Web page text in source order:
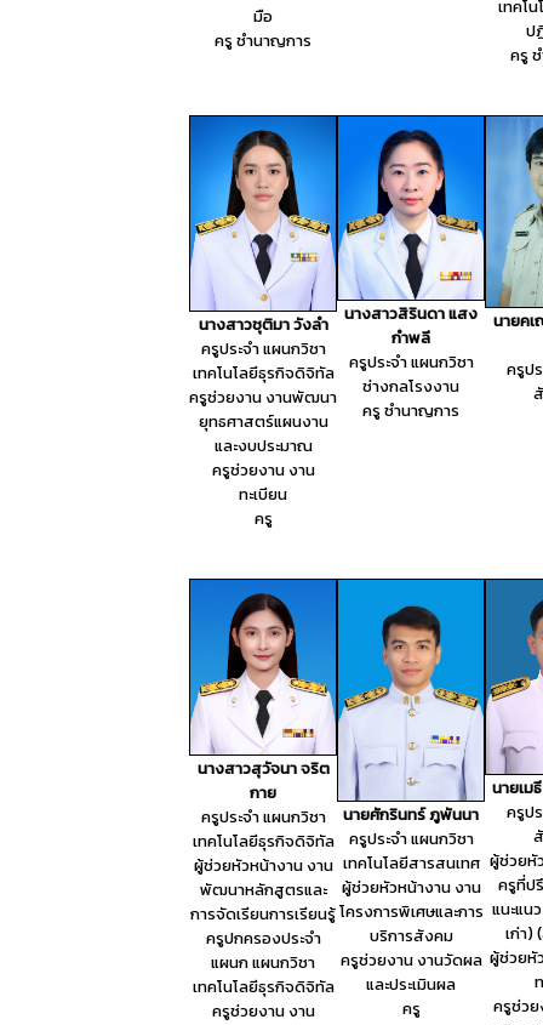
มือ
ครู ชำนาญการ
เทคโ
ป
ครู
นางสาวชุติมา วังลำ
ครูประจำ แผนกวิชา
เทคโนโลยีธุรกิจดิจิทัล
ครูช่วยงาน งานพัฒนา
ยุทธศาสตร์แผนงาน
และงบประมาณ
ครูช่วยงาน งาน
ทะเบียน
ครู
นางสาวสิรินดา แสง
กำพลี
ครูประจำ แผนกวิชา
ช่างกลโรงงาน
ครู ชำนาญการ
นายค
ครูป
นางสาวสุวัจนา จริต
กาย
ครูประจำ แผนกวิชา
เทคโนโลยีธุรกิจดิจิทัล
ผู้ช่วยหัวหน้างาน งาน
พัฒนาหลักสูตรและ
การจัดเรียนการเรียนรู้
ครูปกครองประจำ
แผนก แผนกวิชา
เทคโนโลยีธุรกิจดิจิทัล
ครูช่วยงาน งาน
นายศักรินทร์ ภูพันนา
ครูประจำ แผนกวิชา
เทคโนโลยีสารสนเทศ
ผู้ช่วยหัวหน้างาน งาน
โครงการพิเศษและการ
บริการสังคม
ครูช่วยงาน งานวัดผล
และประเมินผล
ครู
นายเม
ครูป
ผู้ช่วยหั
ครูที่ป
แนะแน
เก่า)
ผู้ช่วยหั
ครูช่ว